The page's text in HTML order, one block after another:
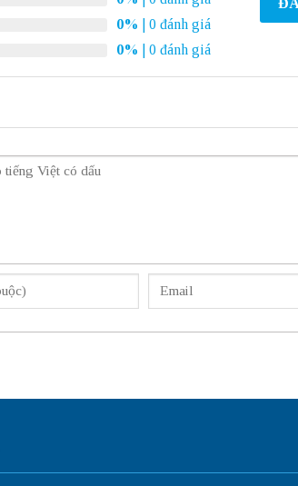
0%
| 0 đánh giá
0% | 0 đánh giá